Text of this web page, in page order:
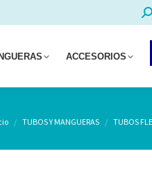
ACCESORIOS
aquí:
TUBOS Y MANGUERAS TUBOS